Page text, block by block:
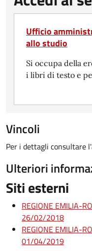
Ufficio
allo studio
Si occupa della
i libri di testo e
Vincoli
Per i dettagli consultare
Ulteriori
Siti esterni
REGIONE EMILIA-
26/02/2018
REGIONE EMILIA-
01/04/2019